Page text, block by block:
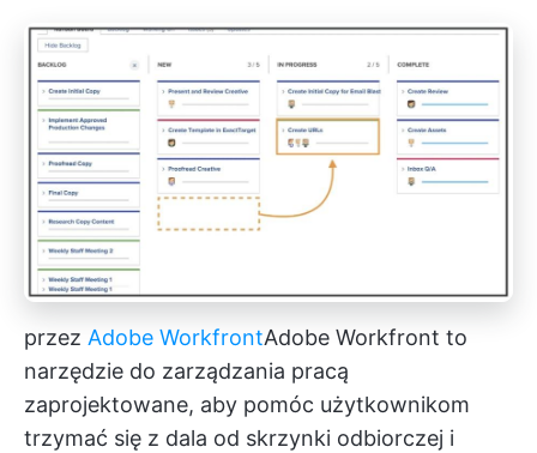
przez Adobe WorkfrontAdobe Workfront to
narzędzie do zarządzania pracą
zaprojektowane, aby pomóc użytkownikom
trzymać się z dala od skrzynki odbiorczej i